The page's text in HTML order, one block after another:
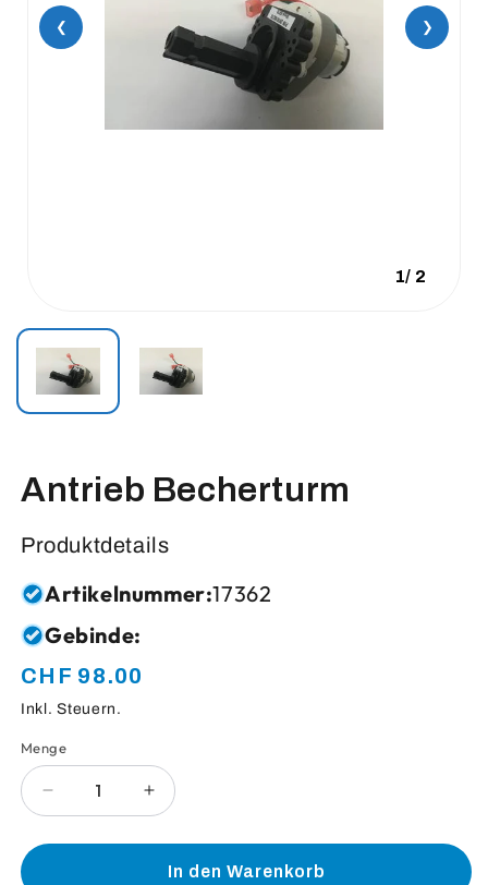
❮ ❯
1/ 2
Antrieb Becherturm
Produktdetails
Artikelnummer:17362
Gebinde:
Normaler
Preis
CHF 98.00
Inkl. Steuern.
Anzahl
Menge
Verringere
die
Menge
Erhöhe
die
Menge
fürIn den Warenkorb